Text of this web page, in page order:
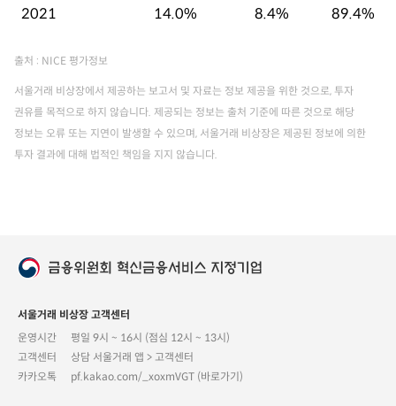
2021 14.0% 8.4% 89.4%
출처 : NICE 평가정보
서울거래 비상장에서 제공하는 보고서 및 자료는 정보 제공을 위한 것으로, 투자
권유를 목적으로 하지 않습니다. 제공되는 정보는 출처 기준에 따른 것으로 해당
정보는 오류 또는 지연이 발생할 수 있으며, 서울거래 비상장은 제공된 정보에 의한
투자 결과에 대해 법적인 책임을 지지 않습니다.
서울거래 비상장 고객센터
운영시간
평일 9시 ~ 16시 (점심 12시 ~ 13시)
고객센터
상담 서울거래 앱 > 고객센터
카카오톡
pf.kakao.com/_xoxmVGT (바로가기)